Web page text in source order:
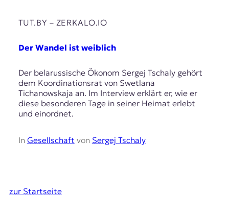
TUT.BY – ZERKALO.IO
Der Wandel ist weiblich
Der belarussische Ökonom Sergej Tschaly gehört
dem Koordinationsrat von Swetlana
Tichanowskaja an. Im Interview erklärt er, wie er
diese besonderen Tage in seiner Heimat erlebt
und einordnet.
In Gesellschaft von Sergej Tschaly
zur Startseite